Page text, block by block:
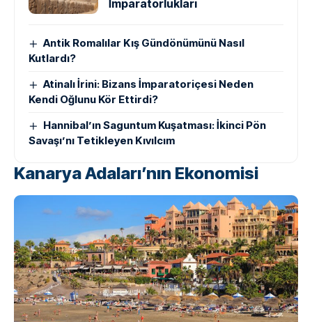
İmparatorlukları
Antik Romalılar Kış Gündönümünü Nasıl
Kutlardı?
Atinalı İrini: Bizans İmparatoriçesi Neden
Kendi Oğlunu Kör Ettirdi?
Hannibal’ın Saguntum Kuşatması: İkinci Pön
Savaşı’nı Tetikleyen Kıvılcım
Kanarya Adaları’nın Ekonomisi